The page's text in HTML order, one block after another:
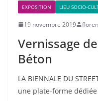
EXPOSITION LIEU SOCIO-
19 novembre 2019
Vernissage
Béton
LA BIENNALE DU
une plate-forme dédiée